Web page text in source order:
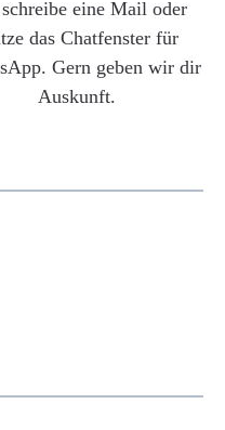
eine Mail oder
das Chatfenster für
Gern geben wir dir
Auskunft.